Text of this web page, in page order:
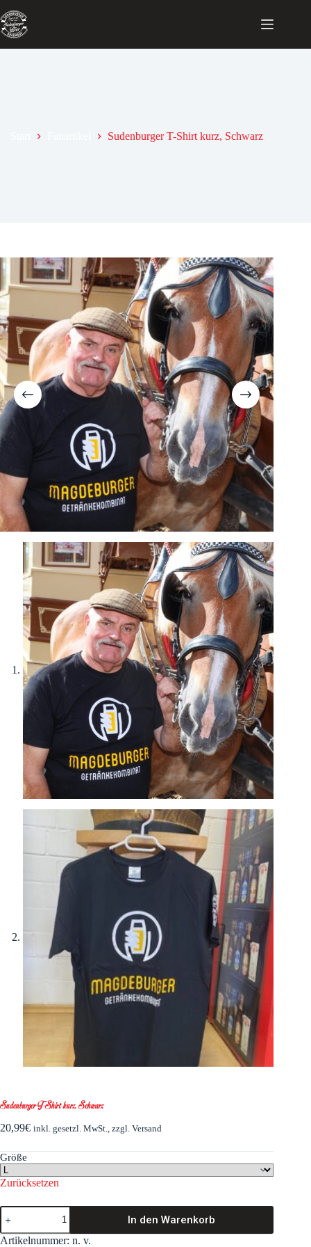
Inhalt
springen
Sudenburger T-Shirt kurz, Schwarz
Sudenburger T-Shirt kurz, Schwarz
20,99€ inkl. gesetzl. MwSt., zzgl. Versand
Größe
Zurücksetzen
Sudenburger
T-
Shirt
In den Warenkorb
Artikelnummer: n. v.